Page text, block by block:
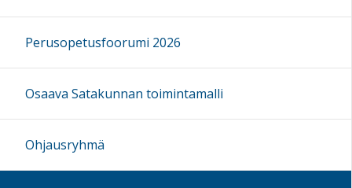
Perusopetusfoorumi 2026
Osaava Satakunnan toimintamalli
Ohjausryhmä